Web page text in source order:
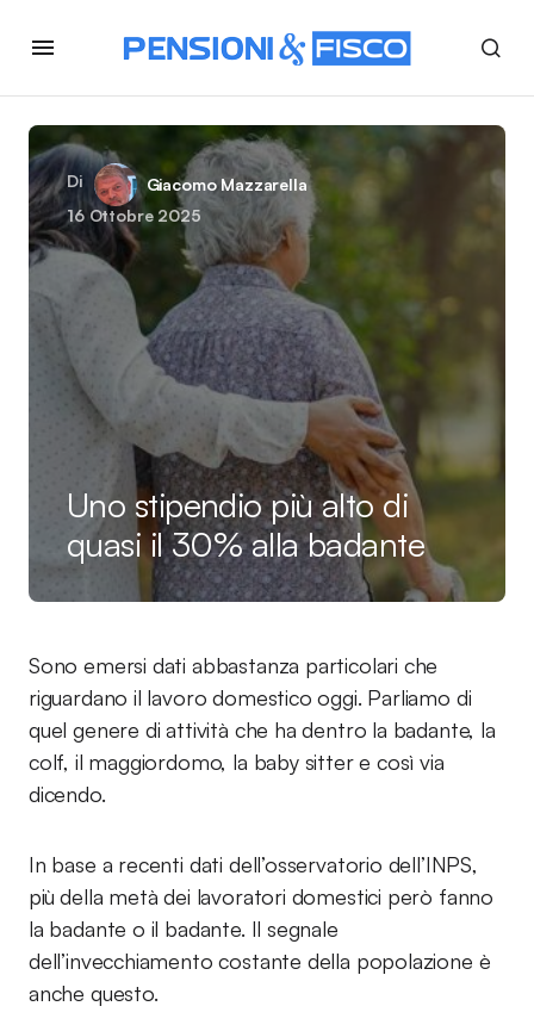
Di
Giacomo Mazzarella
16 Ottobre 2025
Uno stipendio più alto di
quasi il 30% alla badante
Sono emersi dati abbastanza particolari che
riguardano il lavoro domestico oggi. Parliamo di
quel genere di attività che ha dentro la badante, la
colf, il maggiordomo, la baby sitter e così via
dicendo.
In base a recenti dati dell’osservatorio dell’INPS,
più della metà dei lavoratori domestici però fanno
la badante o il badante. Il segnale
dell’invecchiamento costante della popolazione è
anche questo.